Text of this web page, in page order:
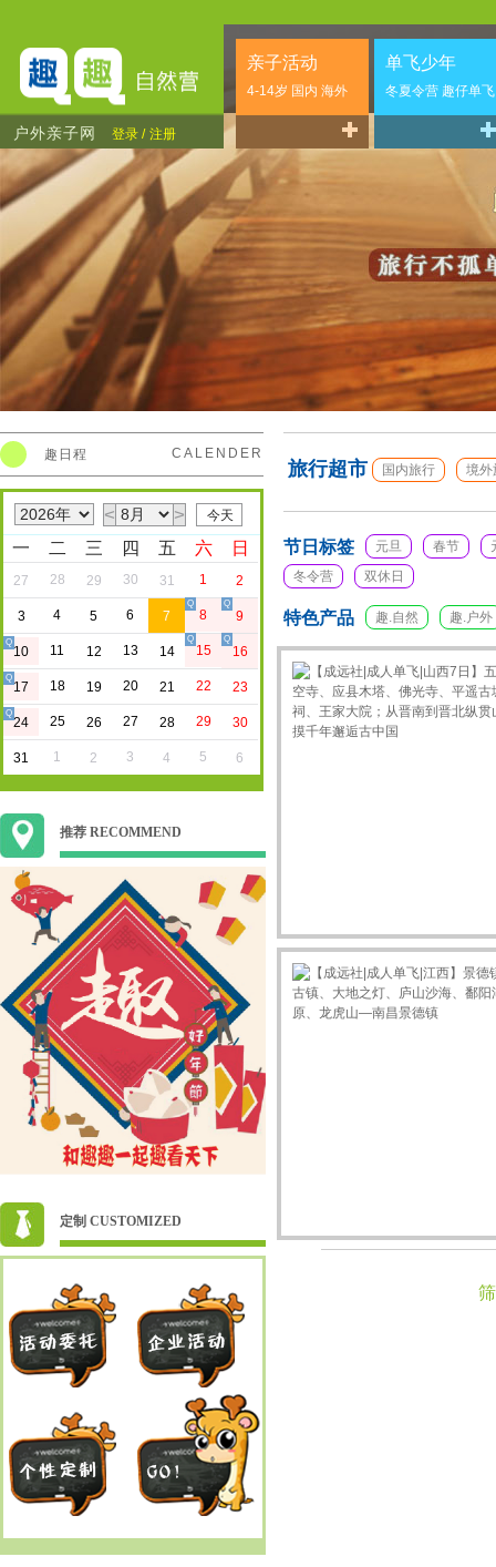
亲子活动
4-14岁 国内 海外
单飞少年
冬夏令营 趣仔单飞
户外亲子网 登录 / 注册
趣日程 CALENDER
< >
一 二 三 四 五 六 日
27 28 29 30 31 1 2
3 4 5 6 7 8
Q
9
Q
10
Q
11 12 13 14 15
Q
16
Q
17
Q
18 19 20 21 22 23
24
Q
25 26 27 28 29 30
31 1 2 3 4 5 6
推荐 RECOMMEND
定制 CUSTOMIZED
旅行超市 国内旅行 境外
节日标签 元旦 春节
冬令营
双休日
特色产品 趣.自然 趣.户外